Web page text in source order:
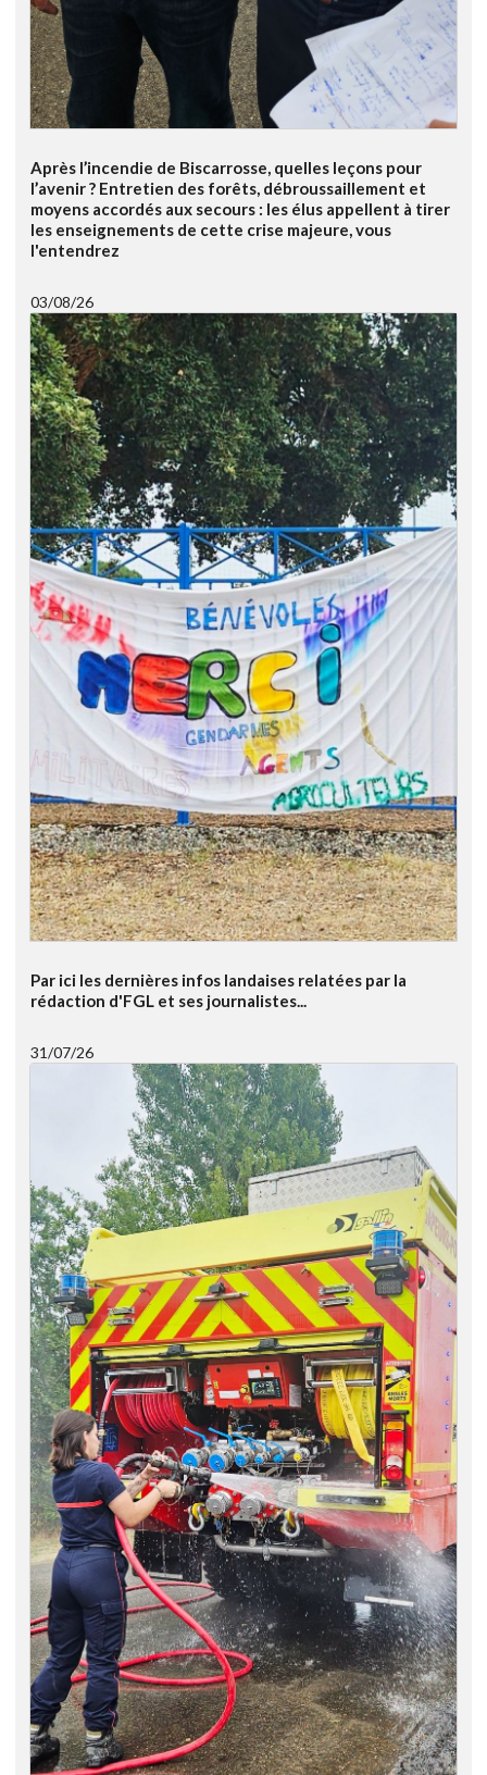
Après l’incendie de Biscarrosse, quelles leçons pour
l’avenir ? Entretien des forêts, débroussaillement et
moyens accordés aux secours : les élus appellent à tirer
les enseignements de cette crise majeure, vous
l'entendrez
03/08/26
Par ici les dernières infos landaises relatées par la
rédaction d'FGL et ses journalistes...
31/07/26